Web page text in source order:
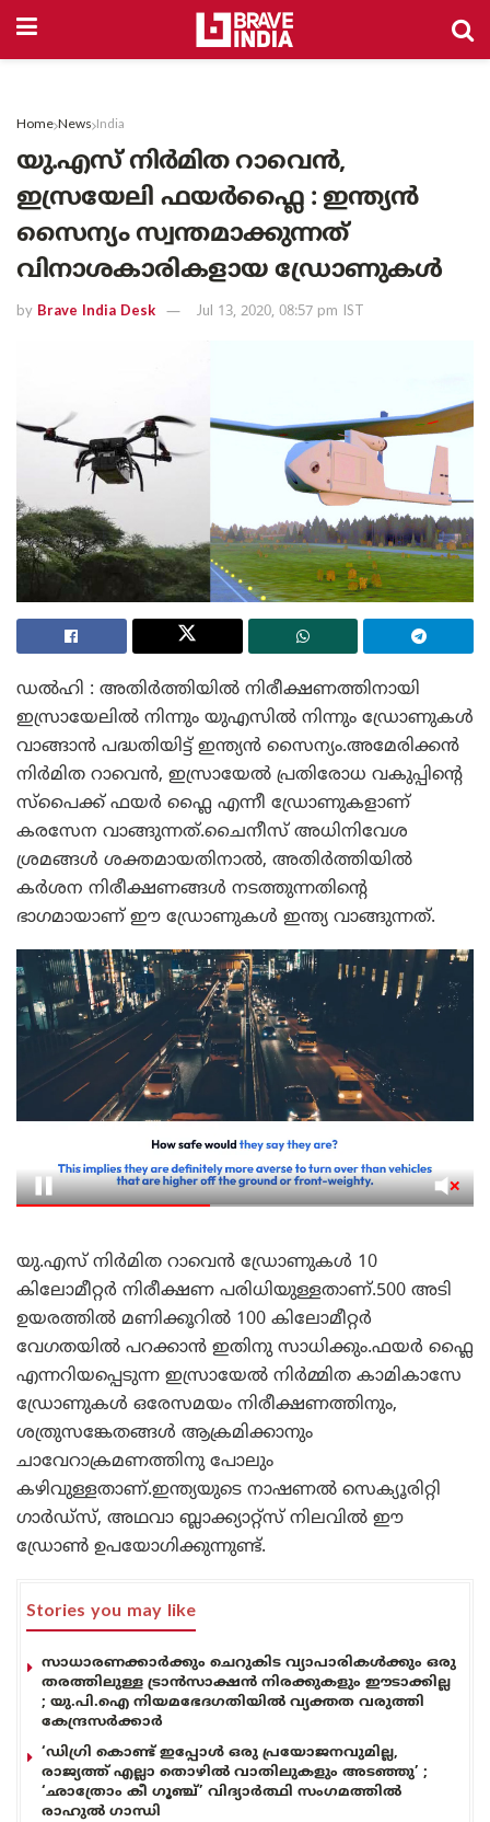
Home News India
യു.എസ് നിർമിത റാവെൻ,
ഇസ്രയേലി ഫയർഫ്ലൈ : ഇന്ത്യൻ
സൈന്യം സ്വന്തമാക്കുന്നത്
വിനാശകാരികളായ ഡ്രോണുകൾ
by Brave India Desk Jul 13, 2020, 08:57 pm IST
ഡൽഹി : അതിർത്തിയിൽ നിരീക്ഷണത്തിനായി
ഇസ്രായേലിൽ നിന്നും യുഎസിൽ നിന്നും ഡ്രോണുകൾ
വാങ്ങാൻ പദ്ധതിയിട്ട് ഇന്ത്യൻ സൈന്യം.അമേരിക്കൻ
നിർമിത റാവെൻ, ഇസ്രായേൽ പ്രതിരോധ വകുപ്പിന്റെ
സ്പൈക്ക് ഫയർ ഫ്ലൈ എന്നീ ഡ്രോണുകളാണ്
കരസേന വാങ്ങുന്നത്.ചൈനീസ് അധിനിവേശ
ശ്രമങ്ങൾ ശക്തമായതിനാൽ, അതിർത്തിയിൽ
കർശന നിരീക്ഷണങ്ങൾ നടത്തുന്നതിന്റെ
ഭാഗമായാണ് ഈ ഡ്രോണുകൾ ഇന്ത്യ വാങ്ങുന്നത്.
യു.എസ് നിർമിത റാവെൻ ഡ്രോണുകൾ 10
കിലോമീറ്റർ നിരീക്ഷണ പരിധിയുള്ളതാണ്.500 അടി
ഉയരത്തിൽ മണിക്കൂറിൽ 100 കിലോമീറ്റർ
വേഗതയിൽ പറക്കാൻ ഇതിനു സാധിക്കും.ഫയർ ഫ്ലൈ
എന്നറിയപ്പെടുന്ന ഇസ്രായേൽ നിർമ്മിത കാമികാസേ
ഡ്രോണുകൾ ഒരേസമയം നിരീക്ഷണത്തിനും,
ശത്രുസങ്കേതങ്ങൾ ആക്രമിക്കാനും
ചാവേറാക്രമണത്തിനു പോലും
കഴിവുള്ളതാണ്.ഇന്ത്യയുടെ നാഷണൽ സെക്യൂരിറ്റി
ഗാർഡ്സ്, അഥവാ ബ്ലാക്ക്യാറ്റ്സ് നിലവിൽ ഈ
ഡ്രോൺ ഉപയോഗിക്കുന്നുണ്ട്.
Stories you may like
സാധാരണക്കാർക്കും ചെറുകിട വ്യാപാരികൾക്കും ഒരു
തരത്തിലുള്ള ട്രാൻസാക്ഷൻ നിരക്കുകളും ഈടാക്കില്ല
; യു.പി.ഐ നിയമഭേദഗതിയിൽ വ്യക്തത വരുത്തി
കേന്ദ്രസർക്കാർ
‘ഡിഗ്രി കൊണ്ട് ഇപ്പോൾ ഒരു പ്രയോജനവുമില്ല,
രാജ്യത്ത് എല്ലാ തൊഴിൽ വാതിലുകളും അടഞ്ഞു’ ;
‘ഛാത്രോം കീ ഗൂഞ്ച്’ വിദ്യാർത്ഥി സംഗമത്തിൽ
രാഹുൽ ഗാന്ധി